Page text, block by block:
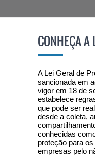
CONHEÇA A
A Lei Geral de
sancionada em
vigor em 18 de
estabelece
que pode ser
desde a coleta,
conhecidas
proteção para
empresas pelo